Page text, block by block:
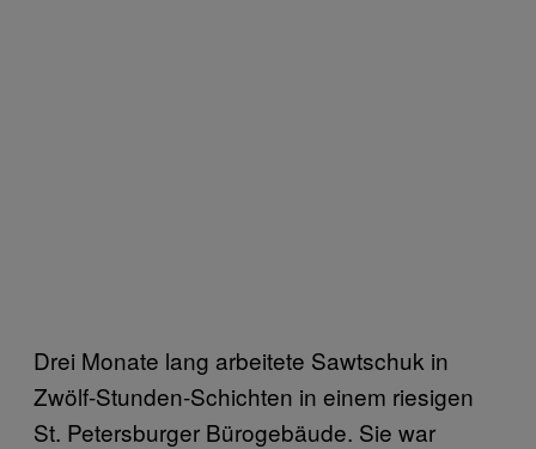
Drei Monate lang arbeitete Sawtschuk in
Zwölf-Stunden-Schichten in einem riesigen
St. Petersburger Bürogebäude. Sie war